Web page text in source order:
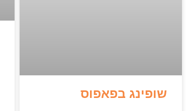
שופינג בפאפוס